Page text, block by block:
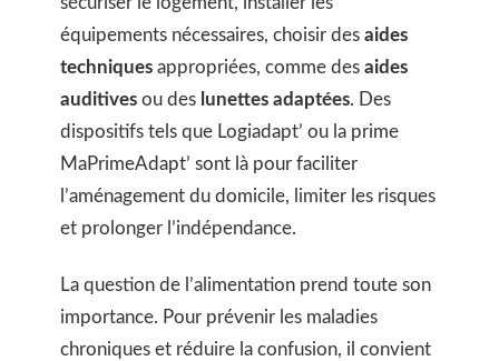
équipements nécessaires, choisir des aides
techniques appropriées, comme des aides
auditives ou des lunettes adaptées. Des
dispositifs tels que Logiadapt’ ou la prime
MaPrimeAdapt’ sont là pour faciliter
l’aménagement du domicile, limiter les risques
et prolonger l’indépendance.
La question de l’alimentation prend toute son
importance. Pour prévenir les maladies
chroniques et réduire la confusion, il convient